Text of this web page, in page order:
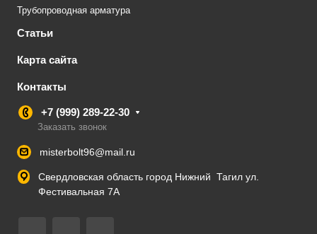
Трубопроводная арматура
Статьи
Карта сайта
Контакты
+7 (999) 289-22-30
Заказать звонок
misterbolt96@mail.ru
Свердловская область город Нижний Тагил ул.
Фестивальная 7А